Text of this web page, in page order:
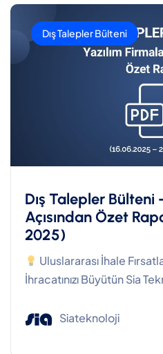
Dış Talepler Bülteni
Dış Talepler Bülteni
Açısından Özet
2025)
Uluslararası İhale
İhracatınızı Büyütün Sia
Siateknoloji